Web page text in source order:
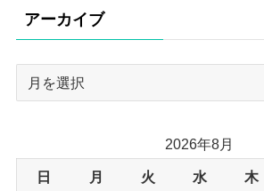
リ
ー
アーカイブ
ブ
2026年8月
日 月 火 水 木